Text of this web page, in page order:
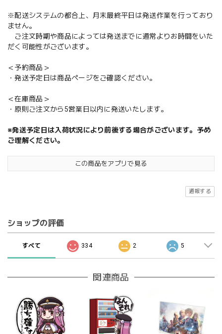
※配送システムの都合上、月末最終平日は発送作業を行っており
ません。
ご注文時期や商品によっては発送までに通常よりお時間をいた
だく可能性がございます。
＜予約商品＞
・発送予定日は商品ページをご確認ください。
＜在庫商品＞
・原則ご注文から5営業日以内に発送いたします。
※発送予定日は入荷状況により前後する場合がございます。予め
ご理解ください。
この商品をアプリで見る
通報する
ショップの評価
すべて 334 2 5
関連商品